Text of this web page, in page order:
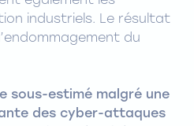
industriels. Le résultat
du
sous-estimé malgré une
des cyber-attaques